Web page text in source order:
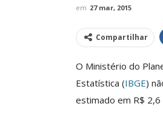
em 27 mar, 2015
Compartilhar
O Ministério do
Estatística (IBGE)
estimado em R$ 2,6